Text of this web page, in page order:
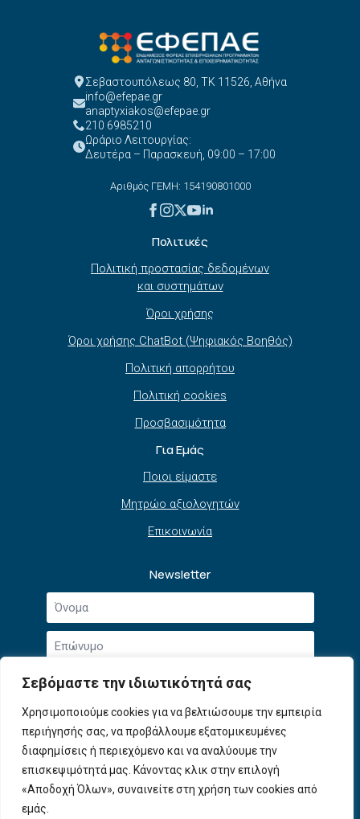
Σεβόμαστε την ιδιωτικότητά σας
Χρησιμοποιούμε cookies για να βελτιώσουμε την εμπειρία
περιήγησής σας, να προβάλλουμε εξατομικευμένες
διαφημίσεις ή περιεχόμενο και να αναλύουμε την
επισκεψιμότητά μας. Κάνοντας κλικ στην επιλογή
«Αποδοχή Όλων», συναινείτε στη χρήση των cookies από
εμάς.
Σεβαστουπόλεως 80, ΤΚ 11526, Αθήνα
info@efepae.gr
anaptyxiakos@efepae.gr
210 6985210
Ωράριο Λειτουργίας:
Δευτέρα – Παρασκευή, 09:00 – 17:00
Αριθμός ΓΕΜΗ: 154190801000
Πολιτικές
Πολιτική προστασίας δεδομένων
και συστημάτων
Όροι χρήσης
Όροι χρήσης ChatBot (Ψηφιακός Βοηθός)
Πολιτική απορρήτου
Πολιτική cookies
Προσβασιμότητα
Για Εμάς
Ποιοι είμαστε
Μητρώο αξιολογητών
Επικοινωνία
Newsletter
Όνομα
Επώνυμο
Email
*
Αποδοχή
όρων
χρήσης
*
Συμφωνώ με την Πολιτική Απορρήτουκαι τους
Όρους Χρήσης.
Εγγραφή